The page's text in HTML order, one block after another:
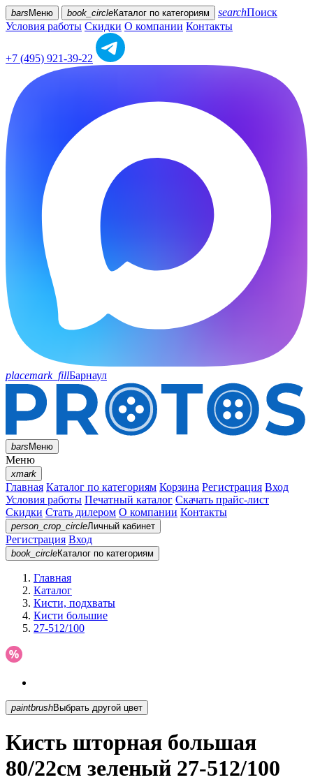
bars Меню book_circleКаталог по категориям searchПоиск
Условия работы Скидки О компании Контакты
+7 (495) 921-39-22
placemark_fillБарнаул
barsМеню
Меню
xmark
Главная Каталог по категориям Корзина Регистрация Вход
Условия работы Печатный каталог Скачать прайс-лист
Скидки Стать дилером О компании Контакты
person_crop_circleЛичный кабинет
Регистрация Вход
book_circleКаталог по категориям
Главная
Каталог
Кисти, подхваты
Кисти большие
27-512/100
paintbrush Выбрать другой цвет
Кисть шторная большая
80/22см зеленый 27-512/100